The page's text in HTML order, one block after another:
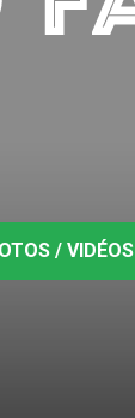
/ VIDÉOS